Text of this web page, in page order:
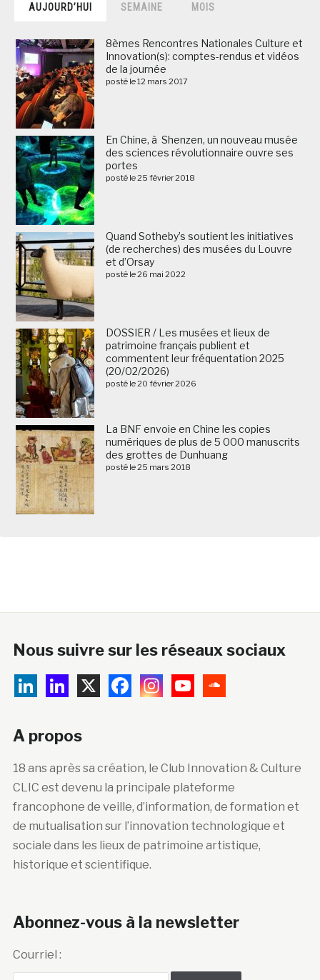
AUJOURD’HUI SEMAINE MOIS
8èmes Rencontres Nationales Culture et
Innovation(s): comptes-rendus et vidéos
de la journée
posté le 12 mars 2017
En Chine, à Shenzen, un nouveau musée
des sciences révolutionnaire ouvre ses
portes
posté le 25 février 2018
Quand Sotheby’s soutient les initiatives
(de recherches) des musées du Louvre
et d’Orsay
posté le 26 mai 2022
DOSSIER / Les musées et lieux de
patrimoine français publient et
commentent leur fréquentation 2025
(20/02/2026)
posté le 20 février 2026
La BNF envoie en Chine les copies
numériques de plus de 5 000 manuscrits
des grottes de Dunhuang
posté le 25 mars 2018
Nous suivre sur les réseaux sociaux
A propos
18 ans après sa création, le Club Innovation & Culture
CLIC est devenu la principale plateforme
francophone de veille, d’information, de formation et
de mutualisation sur l’innovation technologique et
sociale dans les lieux de patrimoine artistique,
historique et scientifique.
Abonnez-vous à la newsletter
Courriel :